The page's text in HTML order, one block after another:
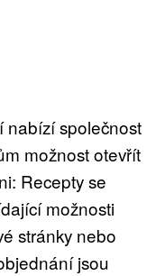
nabízí společnost
možnost otevřít
Recepty se
možnosti
stránky nebo
jsou